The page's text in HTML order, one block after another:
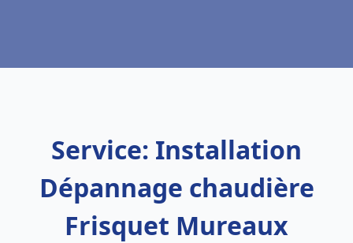
Service: Installation
Dépannage chaudière
Frisquet Mureaux